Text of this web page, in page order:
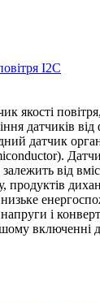
I2C
якості повітря,
датчиків від
датчик
від
продуктів
напруги і
включенні